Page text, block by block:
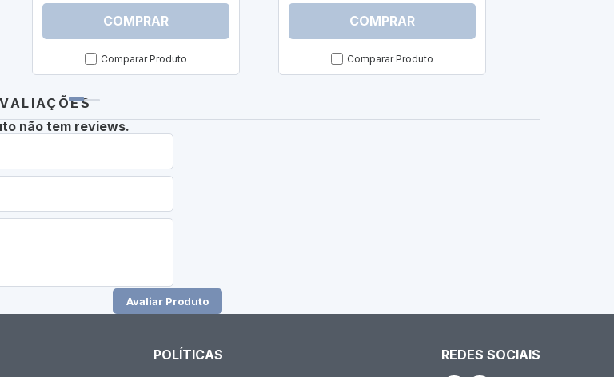
COMPRAR
Comparar Produto
COMPRAR
Comparar Produto
não tem reviews.
Avaliar Produto
POLÍTICAS REDES SOCIAIS